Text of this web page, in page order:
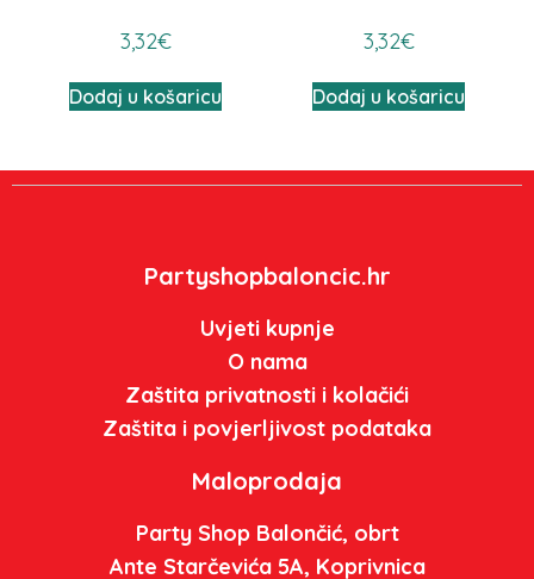
3,32€
Dodaj u košaricu
3,32€
Dodaj u košaricu
Partyshopbaloncic.hr
Uvjeti kupnje
O nama
Zaštita privatnosti i kolačići
Zaštita i povjerljivost podataka
Maloprodaja
Party Shop Balončić, obrt
Ante Starčevića 5A, Koprivnica